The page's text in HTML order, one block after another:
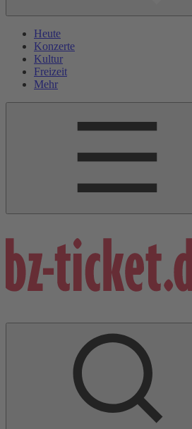
Heute
Konzerte
Kultur
Freizeit
Mehr